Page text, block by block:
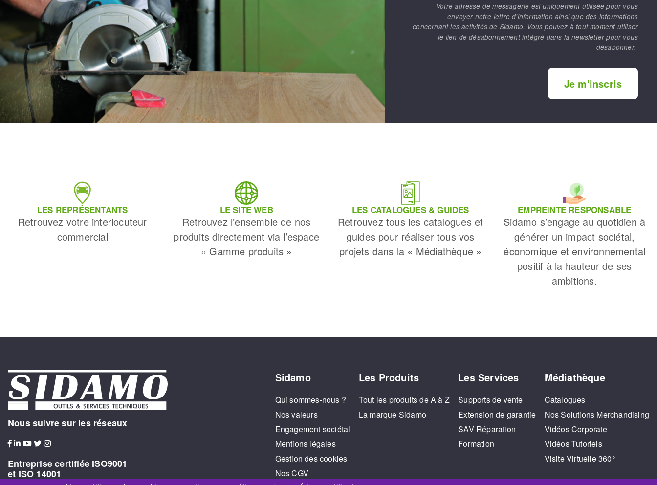
Votre adresse de messagerie est uniquement utilisée pour vous
envoyer notre lettre d’information ainsi que des informations
concernant les activités de Sidamo. Vous pouvez à tout moment utiliser
le lien de désabonnement intégré dans la newsletter pour vous
désabonner.
Je m'inscris
LES REPRÉSENTANTS
Retrouvez votre interlocuteur
commercial
LE SITE WEB
Retrouvez l’ensemble de nos
produits directement via l’espace
« Gamme produits »
LES CATALOGUES & GUIDES
Retrouvez tous les catalogues et
guides pour réaliser tous vos
projets dans la « Médiathèque »
EMPREINTE RESPONSABLE
Sidamo s’engage au quotidien à
générer un impact sociétal,
économique et environnemental
positif à la hauteur de ses
ambitions.
Nous suivre sur les réseaux
Entreprise certifiée ISO9001
et ISO 14001
Sidamo
Qui sommes-nous ?
Nos valeurs
Engagement sociétal
Mentions légales
Gestion des cookies
Nos CGV
Les Produits
Tout les produits de A à Z
La marque Sidamo
Les Services
Supports de vente
Extension de garantie
SAV Réparation
Formation
Médiathèque
Catalogues
Nos Solutions Merchandising
Vidéos Corporate
Vidéos Tutoriels
Visite Virtuelle 360°